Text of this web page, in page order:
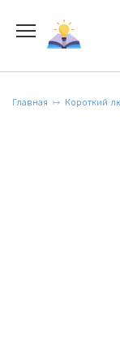
содержанию
Главная Короткий